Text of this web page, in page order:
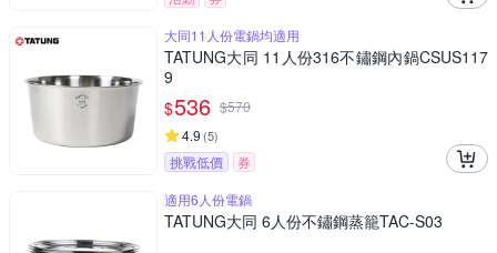
大同11人份電鍋均適用
TATUNG大同 11人份316不鏽鋼內鍋CSUS117
9
$536 $570
4.9 (5)
挑戰低價
券
適用6人份電鍋
TATUNG大同 6人份不鏽鋼蒸籠TAC-S03